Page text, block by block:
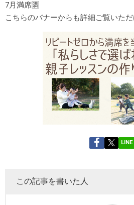
7月満席🈵
こちらのバナーからも詳細ご覧いた
LINE
この記事を書いた人